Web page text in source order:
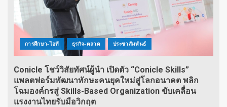
การศึกษา-ไอที ธุรกิจ-ตลาด ประชาสัมพันธ์
Conicle โชว์วิสัยทัศน์ผู้นำ เปิดตัว “Conicle Skills”
แพลตฟอร์มพัฒนาทักษะคนยุคใหม่สู่โลกอนาคต พลิก
โฉมองค์กรสู่ Skills-Based Organization ขับเคลื่อน
แรงงานไทยรับมือวิกฤต